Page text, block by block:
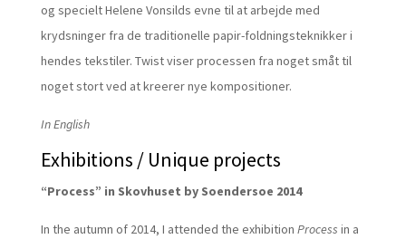
og specielt Helene Vonsilds evne til at arbejde med
krydsninger fra de traditionelle papir-foldningsteknikker i
hendes tekstiler. Twist viser processen fra noget småt til
noget stort ved at kreerer nye kompositioner.
In English
Exhibitions / Unique projects
“Process” in Skovhuset by Soendersoe 2014
In the autumn of 2014, I attended the exhibition Process in a